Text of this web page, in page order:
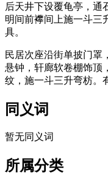
后天井下设覆龟亭，通
明间前襻间上施一斗三
具。
民居次座沿街单披门罩
悬钟，轩廊软卷棚饰顶
纹，施一斗三升弯枋。
同义词
暂无同义词
所属分类